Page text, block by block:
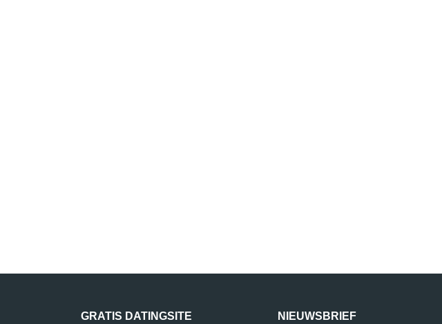
GRATIS DATINGSITE
NIEUWSBRIEF